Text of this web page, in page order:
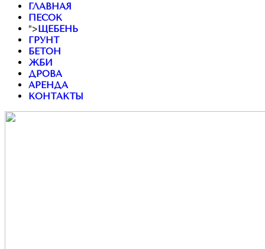
ГЛАВНАЯ
ПЕСОК
">ЩЕБЕНЬ
ГРУНТ
БЕТОН
ЖБИ
ДРОВА
АРЕНДА
КОНТАКТЫ